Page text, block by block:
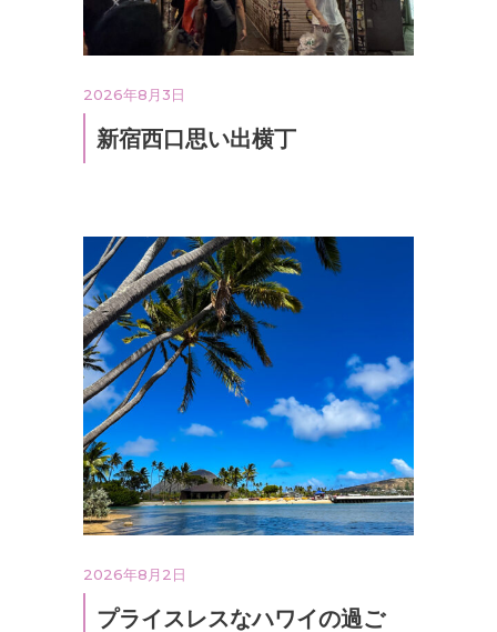
2026年8月3日
新宿西口思い出横丁
2026年8月2日
プライスレスなハワイの過ご